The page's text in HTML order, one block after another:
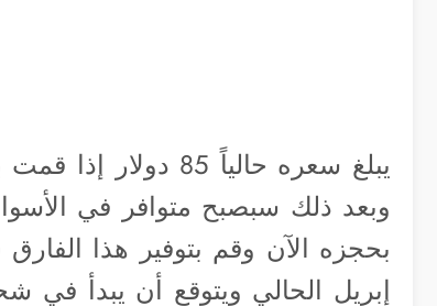
يبلغ سعره حالياً 85 دولار إذا قمت بحجزه من
إبريل الحالي ويتوقع أن يبدأ في